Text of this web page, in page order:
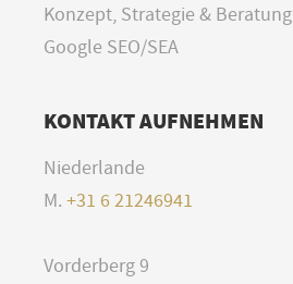
Konzept, Strategie & Beratung
Google SEO/SEA
KONTAKT AUFNEHMEN
Niederlande
M. +31 6 21246941
Vorderberg 9